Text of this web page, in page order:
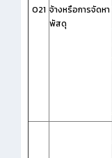
O21 จ้างหรือการจัดหา
พัสดุ